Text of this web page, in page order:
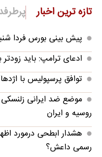
تازه ترین اخبار
پیش بینی بورس فردا شنبه ۱۷ مرداد
ادعای ترامپ: باید
توافق پرسپولیس با اژدهاکش
موضع ضد ایرانی
روسیه و ایران
هشدار ابطحی درمورد
رسمی داعش؟